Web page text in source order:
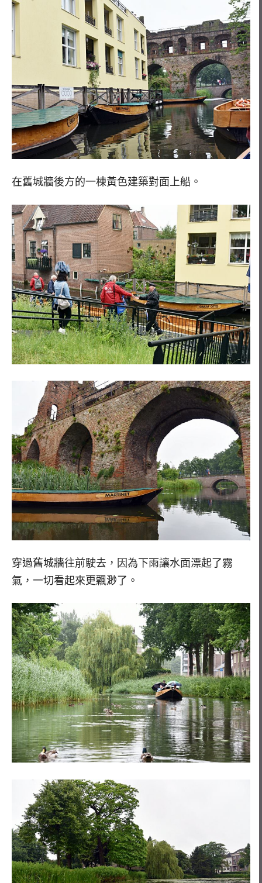
在舊城牆後方的一棟黃色建築對面上船。
穿過舊城牆往前駛去，因為下雨讓水面漂起了霧
氣，一切看起來更飄渺了。